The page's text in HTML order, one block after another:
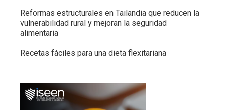
Reformas estructurales en Tailandia que reducen la
vulnerabilidad rural y mejoran la seguridad
alimentaria
Recetas fáciles para una dieta flexitariana